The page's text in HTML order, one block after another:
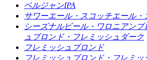
ベルジャンIPA
サワーエール・スコッチエール
シーズナルビール・ワロニアン
ュブロンド・フレミッシュダーク
フレミッシュブロンド
フレミッシュブロンド・フレミ